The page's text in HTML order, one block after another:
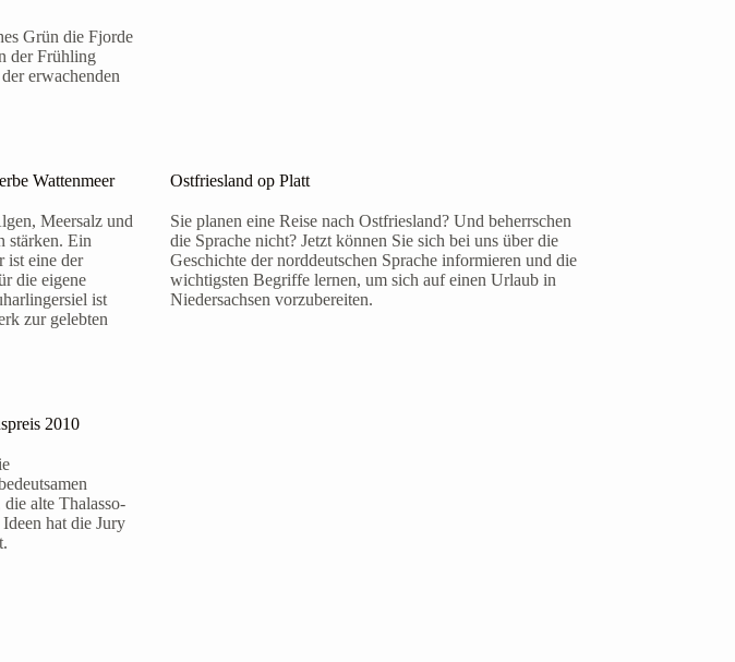
Grün die Fjorde
der Frühling
erwachenden
Wattenmeer
Meersalz und
stärken. Ein
ist eine der
die eigene
ist
zur gelebten
Ostfriesland op Platt
Sie planen eine Reise nach Ostfriesland? Und beherrschen
die Sprache nicht? Jetzt können Sie sich bei uns über die
Geschichte der norddeutschen Sprache informieren und die
wichtigsten Begriffe lernen, um sich auf einen Urlaub in
Niedersachsen vorzubereiten.
2010
alte Thalasso-
hat die Jury